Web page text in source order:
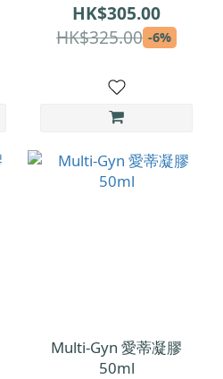
HK$305.00
HK$325.00 -6%
Multi-Gyn 愛蒂凝膠
50ml